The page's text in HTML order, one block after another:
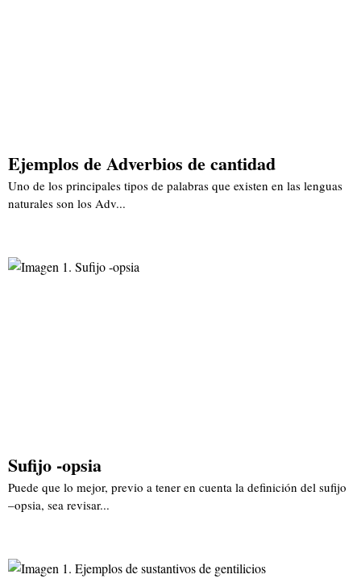
Ejemplos de Adverbios de cantidad
Uno de los principales tipos de palabras que existen en las lenguas
naturales son los Adv...
Sufijo -opsia
Puede que lo mejor, previo a tener en cuenta la definición del sufijo
–opsia, sea revisar...